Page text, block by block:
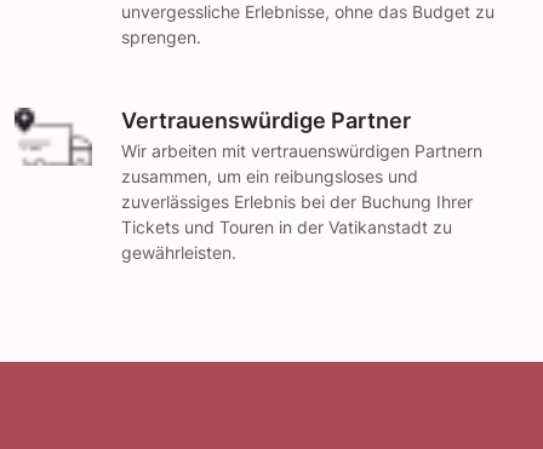
unvergessliche Erlebnisse, ohne das Budget zu
sprengen.
Vertrauenswürdige Partner
Wir arbeiten mit vertrauenswürdigen Partnern
zusammen, um ein reibungsloses und
zuverlässiges Erlebnis bei der Buchung Ihrer
Tickets und Touren in der Vatikanstadt zu
gewährleisten.